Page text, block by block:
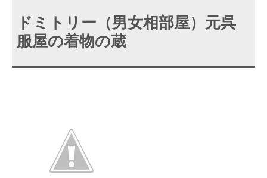
ドミトリー（男女相部屋）元呉
服屋の着物の蔵